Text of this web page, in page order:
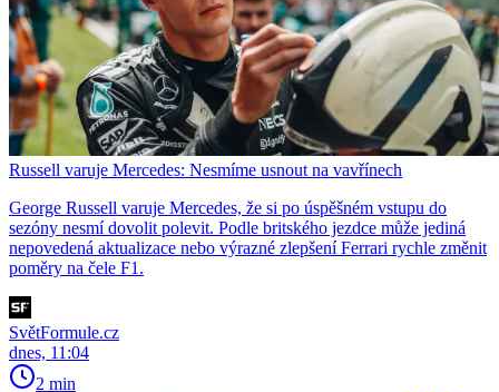
Russell varuje Mercedes: Nesmíme usnout na vavřínech
George Russell varuje Mercedes, že si po úspěšném vstupu do
sezóny nesmí dovolit polevit. Podle britského jezdce může jediná
nepovedená aktualizace nebo výrazné zlepšení Ferrari rychle změnit
poměry na čele F1.
SvětFormule.cz
dnes, 11:04
2 min